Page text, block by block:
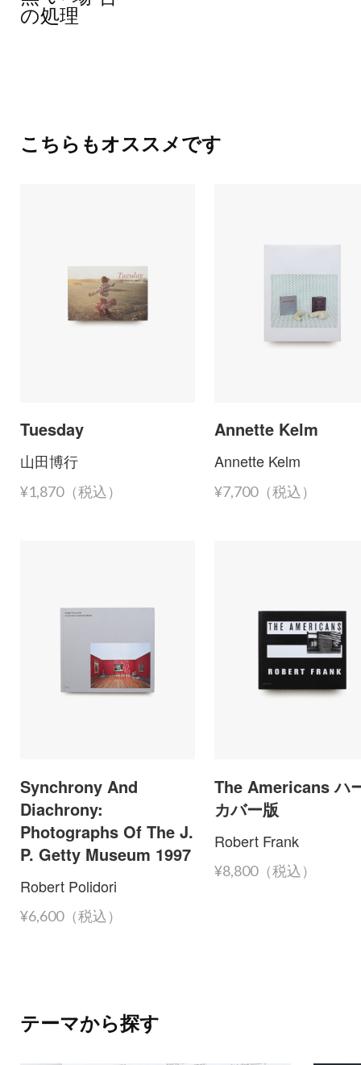
の処理
こちらもオススメです
Tuesday
山田博行
¥1,870（税込）
Annette Kelm
Annette Kelm
¥7,700（税込）
Synchrony And
Diachrony:
Photographs Of The J.
P. Getty Museum 1997
Robert Polidori
¥6,600（税込）
The Americans ハ
カバー版
Robert Frank
¥8,800（税込）
テーマから探す